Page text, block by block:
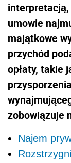
umowie
majątkowe
przychód
opłaty, takie
zobowiązuje
Najem